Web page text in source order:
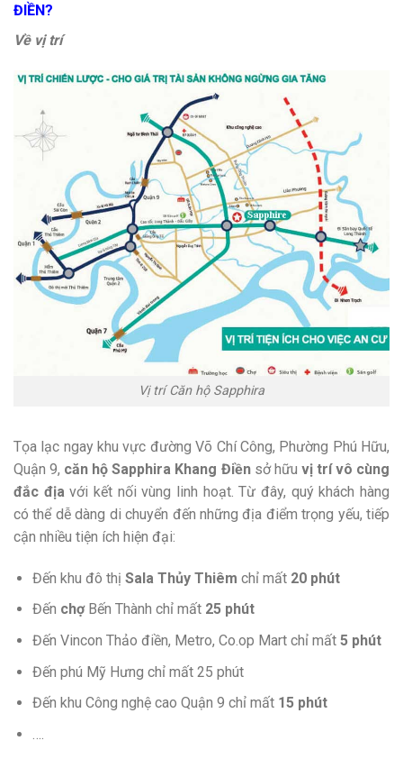
ĐIỀN?
Về vị trí
Vị trí Căn hộ Sapphira
Tọa lạc ngay khu vực đường Võ Chí Công, Phường Phú Hữu,
Quận 9, căn hộ Sapphira Khang Điền sở hữu vị trí vô cùng
đắc địavới kết nối vùng linh hoạt. Từ đây, quý khách hàng
có thể dễ dàng di chuyển đến những địa điểm trọng yếu, tiếp
cận nhiều tiện ích hiện đại:
Đến khu đô thị Sala Thủy Thiêm chỉ mất20 phút
Đến chợBến Thành chỉ mất 25 phút
Đến Vincon Thảo điền, Metro, Co.op Mart chỉ mất 5 phút
Đến phú Mỹ Hưng chỉ mất 25 phút
Đến khu Công nghệ cao Quận 9 chỉ mất 15 phút